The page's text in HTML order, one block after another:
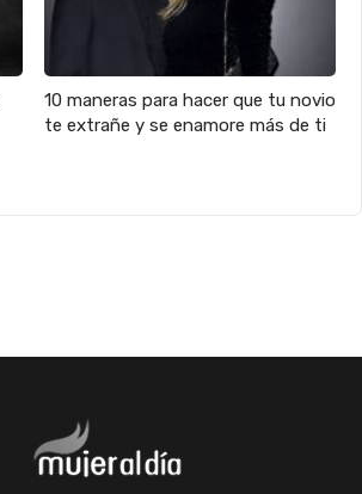
10 maneras para hacer que tu novio
te extrañe y se enamore más de ti